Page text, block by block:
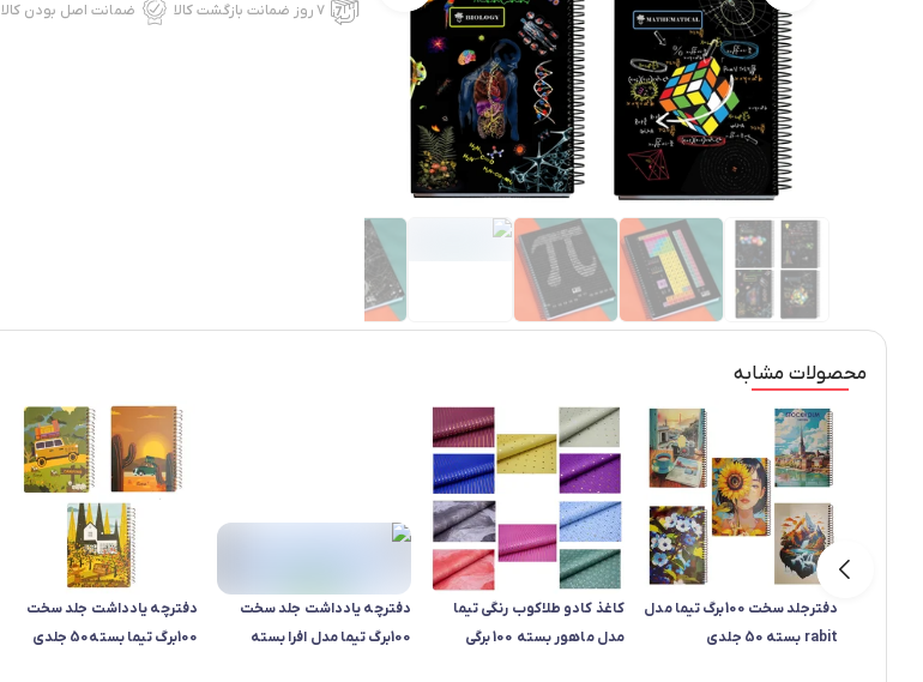
۷ روز ضمانت بازگشت کالا ضمانت اصل بودن کالا
محصولات مشابه
دفترجلد سخت 100برگ تیما مدل
rabit بسته 50 جلدی
کاغذ کادو طلاکوب رنگی تیما
مدل ماهور بسته 100 برگی
دفترچه یادداشت جلد سخت
100برگ تیما مدل افرا بسته
دفترچه یادداشت جلد سخت
100برگ تیما بسته50 جلدی